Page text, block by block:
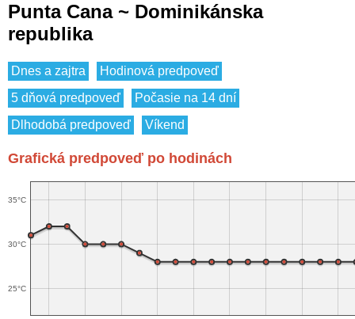
Punta Cana ~ Dominikánska
republika
Dnes a zajtra
Hodinová predpoveď
5 dňová predpoveď
Počasie na 14 dní
Dlhodobá predpoveď
Víkend
Grafická predpoveď po hodinách
25°C
30°C
35°C